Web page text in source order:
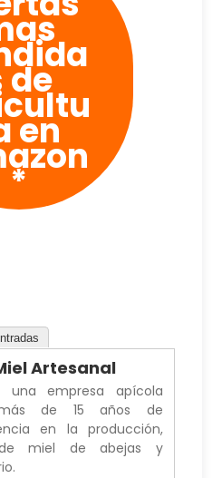
de
en
*
Artesanal
una empresa apícola
de 15 años de
en la producción,
de miel de abejas y